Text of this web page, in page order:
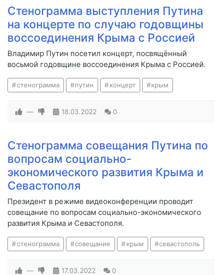
Стенограмма выступления Путина
на концерте по случаю годовщины
воссоединения Крыма с Россией
Владимир Путин посетил концерт, посвящённый
восьмой годовщине воссоединения Крыма с Россией.
стенограмма путин концерт крым
— 18.03.2022 0
Стенограмма совещания Путина по
вопросам социально-
экономического развития Крыма и
Севастополя
Президент в режиме видеоконференции проводит
совещание по вопросам социально-экономического
развития Крыма и Севастополя.
стенограмма совещание крым севастополь
— 17.03.2022 0